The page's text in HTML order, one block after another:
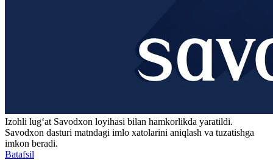
Izohli lugʻat Savodxon loyihasi bilan hamkorlikda yaratildi.
Savodxon dasturi matndagi imlo xatolarini aniqlash va tuzatishga
imkon beradi.
Batafsil